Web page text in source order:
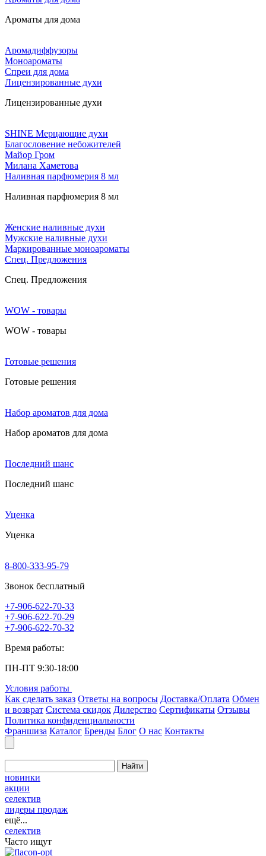
Ароматы для дома
Аромадиффузоры
Моноароматы
Спреи для дома
Лицензированные духи
Лицензированные духи
SHINE Мерцающие духи
Благословение небожителей
Майор Гром
Милана Хаметова
Наливная парфюмерия 8 мл
Наливная парфюмерия 8 мл
Женские наливные духи
Мужские наливные духи
Маркированные моноароматы
Cпец. Предложения
Cпец. Предложения
WOW - товары
WOW - товары
Готовые решения
Готовые решения
Набор ароматов для дома
Набор ароматов для дома
Последний шанс
Последний шанс
Уценка
Уценка
8-800-333-95-79
Звонок бесплатный
+7-906-622-70-33
+7-906-622-70-29
+7-906-622-70-32
Время работы:
ПН-ПТ 9:30-18:00
Условия работы
Как сделать заказ Ответы на вопросы Доставка/Оплата Обмен
и возврат Система скидок Дилерство Сертификаты Отзывы
Политика конфиденциальности
Франшиза Каталог Бренды Блог О нас Контакты
Найти
новинки
акции
селектив
лидеры продаж
ещё...
селектив
Часто ищут